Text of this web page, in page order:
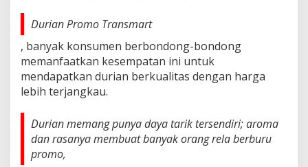
Durian Promo Transmart
, banyak konsumen berbondong-bondong
memanfaatkan kesempatan ini untuk
mendapatkan durian berkualitas dengan harga
lebih terjangkau.
Durian memang punya daya tarik tersendiri; aroma
dan rasanya membuat banyak orang rela berburu
promo,